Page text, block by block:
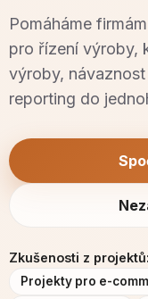
Pomáháme
pro řízení výroby,
výroby,
reporting do
Zkušenosti z projektů:
Projekty pro e-